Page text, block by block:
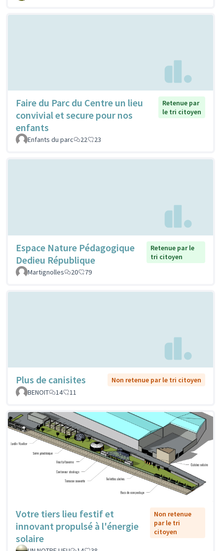
Faire du Parc du Centre un lieu
convivial et secure pour nos
enfants
Retenue par
le tri citoyen
Enfants du parc 22 23
Espace Nature Pédagogique
Dedieu République
Retenue par le
tri citoyen
Martignolles
20 79
Plus de canisites
Non retenue par le tri citoyen
BENOIT
14 11
Votre tiers lieu festif et
innovant propulsé à l'énergie
solaire
Non retenue
par le tri
citoyen